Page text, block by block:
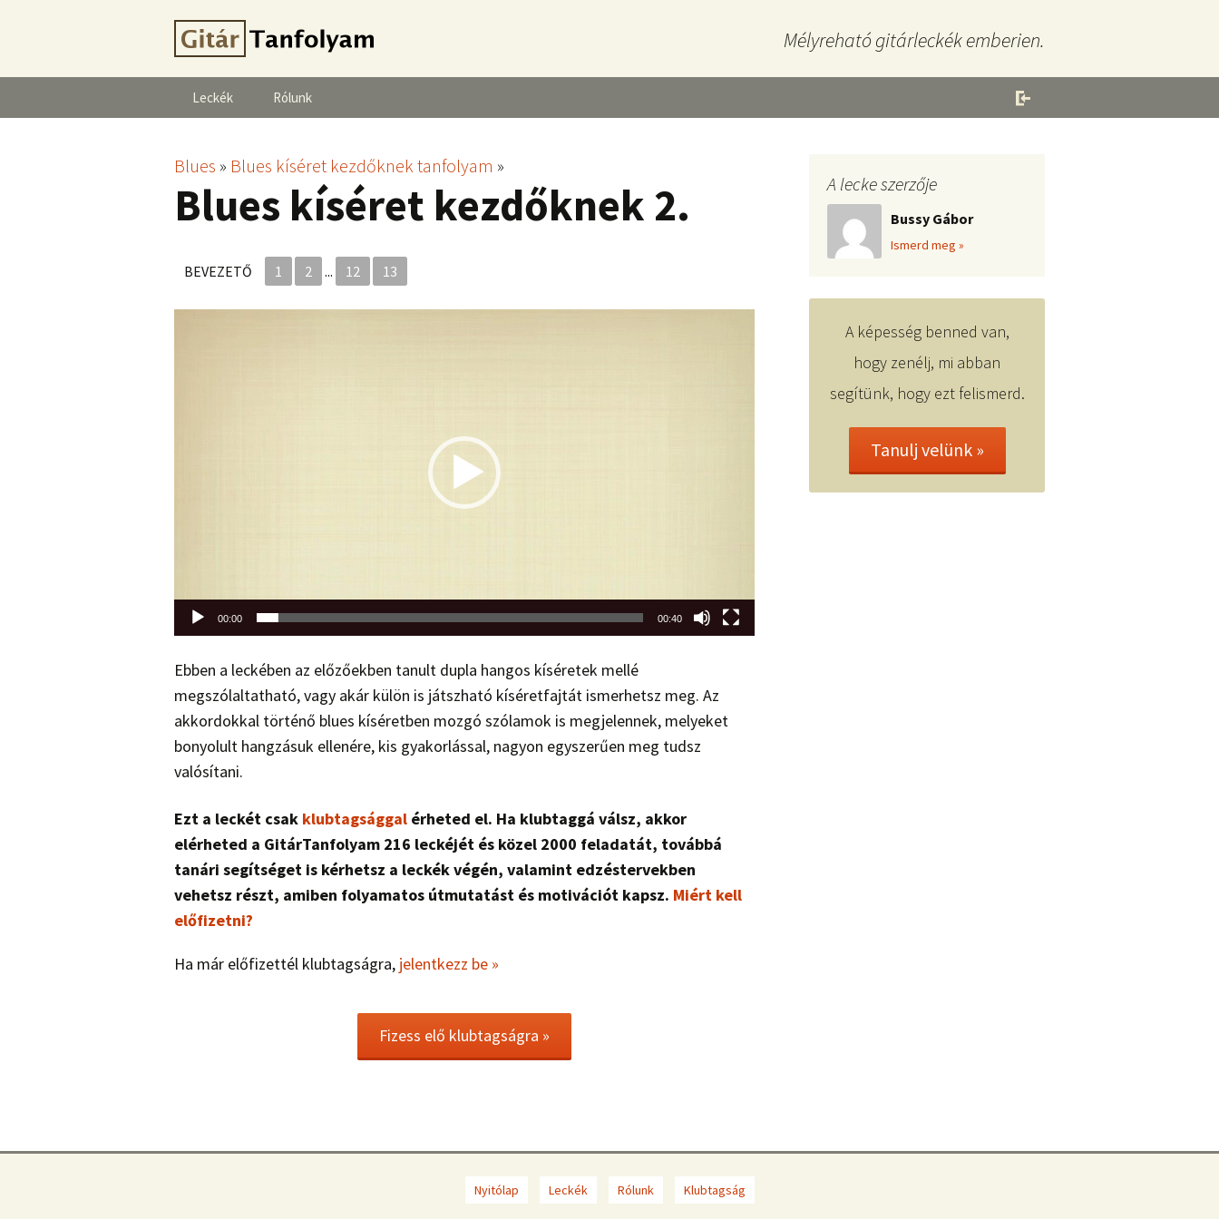
Mélyreható gitárleckék emberien.
Leckék Rólunk
Blues » Blues kíséret kezdőknek tanfolyam »
Blues kíséret kezdőknek 2.
BEVEZETŐ 1 2 ... 12 13
00:00 00:40
Ebben a leckében az előzőekben tanult dupla hangos kíséretek mellé
megszólaltatható, vagy akár külön is játszható kíséretfajtát ismerhetsz meg. Az
akkordokkal történő blues kíséretben mozgó szólamok is megjelennek, melyeket
bonyolult hangzásuk ellenére, kis gyakorlással, nagyon egyszerűen meg tudsz
valósítani.
Ezt a leckét csak klubtagsággal érheted el. Ha klubtaggá válsz, akkor
elérheted a GitárTanfolyam 216 leckéjét és közel 2000 feladatát, továbbá
tanári segítséget is kérhetsz a leckék végén, valamint edzéstervekben
vehetsz részt, amiben folyamatos útmutatást és motivációt kapsz. Miért kell
előfizetni?
Ha már előfizettél klubtagságra, jelentkezz be »
Fizess elő klubtagságra »
A lecke szerzője
Bussy Gábor
Ismerd meg »
A képesség benned van,
hogy zenélj, mi abban
segítünk, hogy ezt felismerd.
Tanulj velünk »
Nyitólap Leckék Rólunk Klubtagság